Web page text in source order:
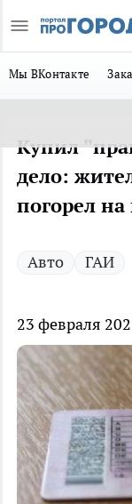
Мы ВКонтакте
Купил
дело:
погорел на
Авто ГАИ
23 февраля